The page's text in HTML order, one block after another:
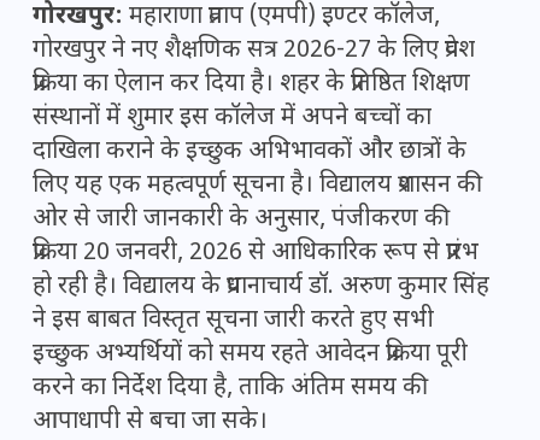
गोरखपुर: महाराणा प्रताप (एमपी) इण्टर कॉलेज,
गोरखपुर ने नए शैक्षणिक सत्र 2026-27 के लिए प्रवेश
प्रक्रिया का ऐलान कर दिया है। शहर के प्रतिष्ठित शिक्षण
संस्थानों में शुमार इस कॉलेज में अपने बच्चों का
दाखिला कराने के इच्छुक अभिभावकों और छात्रों के
लिए यह एक महत्वपूर्ण सूचना है। विद्यालय प्रशासन की
ओर से जारी जानकारी के अनुसार, पंजीकरण की
प्रक्रिया 20 जनवरी, 2026 से आधिकारिक रूप से प्रारंभ
हो रही है। विद्यालय के प्रधानाचार्य डॉ. अरुण कुमार सिंह
ने इस बाबत विस्तृत सूचना जारी करते हुए सभी
इच्छुक अभ्यर्थियों को समय रहते आवेदन प्रक्रिया पूरी
करने का निर्देश दिया है, ताकि अंतिम समय की
आपाधापी से बचा जा सके।